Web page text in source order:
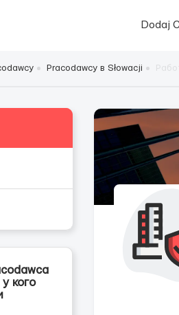
Dodaj
Pracodawcy в Słowacji
кого